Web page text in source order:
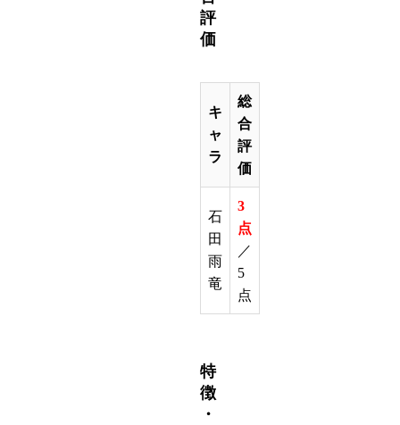
評
価
キ
ャ
ラ
総
合
評
価
石
田
雨
竜
3
点
／
5
点
特
徴
・